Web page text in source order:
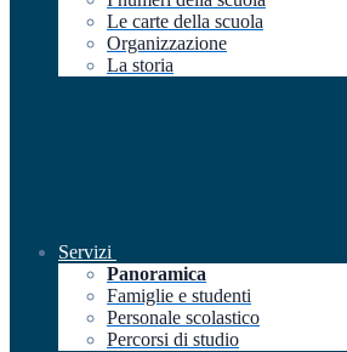
Le carte della scuola
Organizzazione
La storia
Servizi
Panoramica
Famiglie e studenti
Personale scolastico
Percorsi di studio